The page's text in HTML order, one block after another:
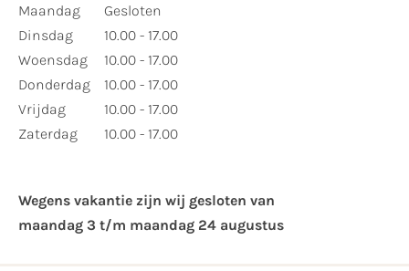
Maandag
Dinsdag
Woensdag
Donderdag
Vrijdag
Zaterdag
Gesloten
10.00 - 17.00
10.00 - 17.00
10.00 - 17.00
10.00 - 17.00
10.00 - 17.00
Wegens vakantie zijn wij gesloten van ​
maandag 3 t/m maandag 24 augustus